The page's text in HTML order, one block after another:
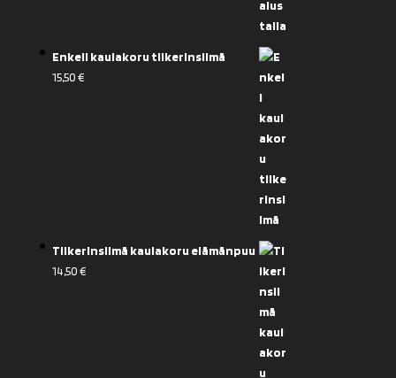
Enkeli kaulakoru tiikerinsilmä
15,50€
Tiikerinsilmä kaulakoru elämänpuu
14,50€